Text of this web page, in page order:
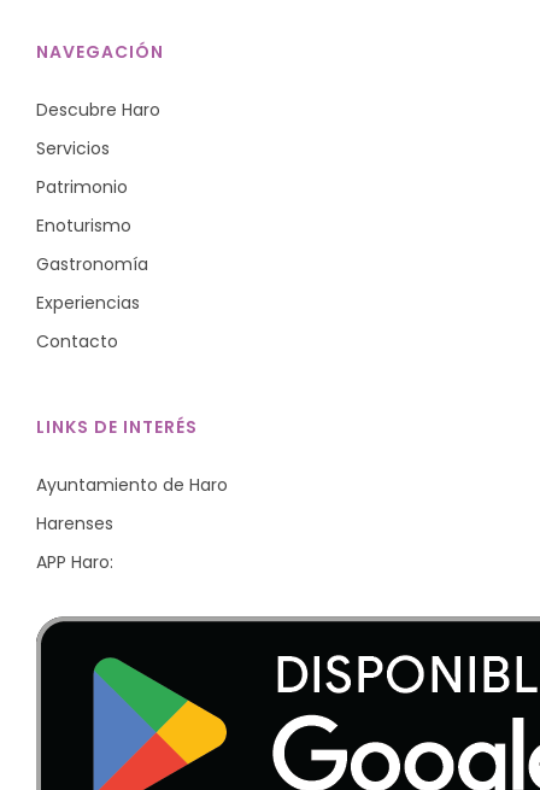
NAVEGACIÓN
Descubre Haro
Servicios
Patrimonio
Enoturismo
Gastronomía
Experiencias
Contacto
LINKS DE INTERÉS
Ayuntamiento de Haro
Harenses
APP Haro: